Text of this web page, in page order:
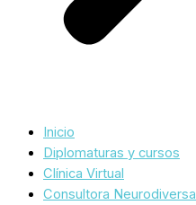
Inicio
Diplomaturas y cursos
Clínica Virtual
Consultora Neurodiversa